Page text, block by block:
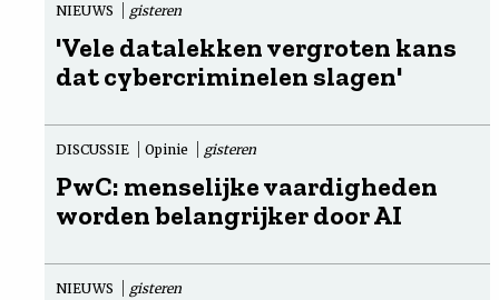
NIEUWS gisteren
'Vele datalekken vergroten kans
dat cybercriminelen slagen'
DISCUSSIE Opinie gisteren
PwC: menselijke vaardigheden
worden belangrijker door AI
NIEUWS gisteren